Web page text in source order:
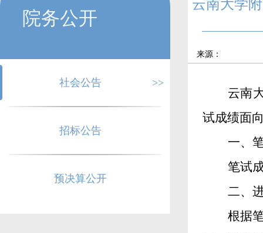
院务公开
社会公告 >>
招标公告
预决算公开
云南大学
来源：
云南
试成绩面
一、
笔试
二、
根据